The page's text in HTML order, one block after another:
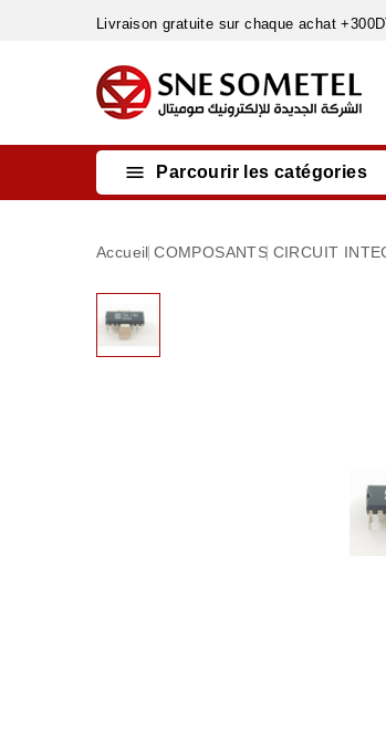
Livraison gratuite sur chaque achat
 Parcourir les catégories
Accueil COMPOSANTS CIRCUIT